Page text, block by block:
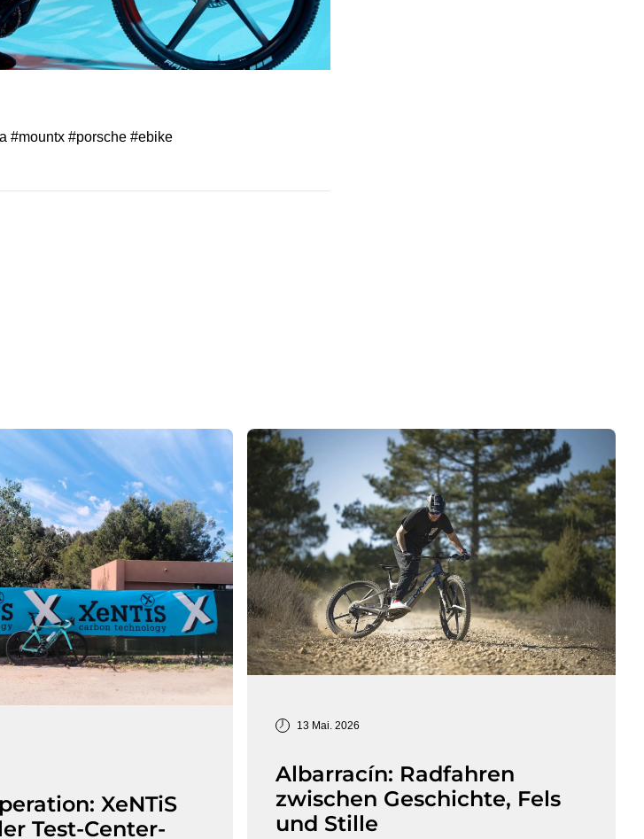
#mountx #porsche #ebike
XeNTiS
Test-Center-
13 Mai. 2026
Albarracín: Radfahren
zwischen Geschichte, Fels
und Stille